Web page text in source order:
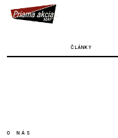
ČLÁNKY
O NÁS